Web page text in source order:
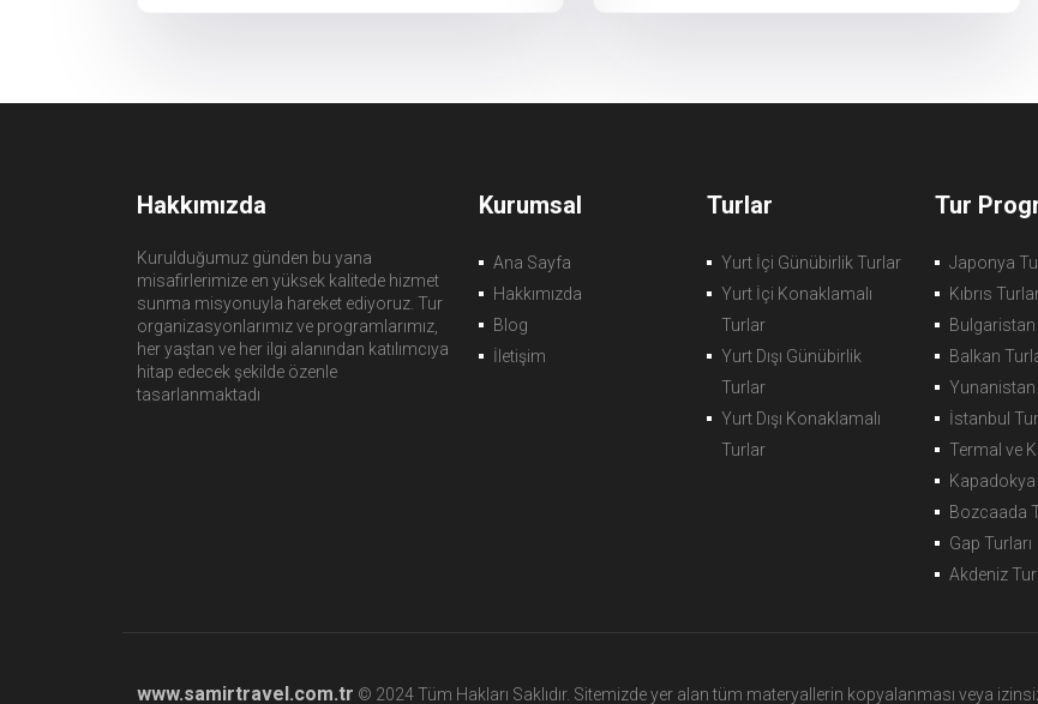
Hakkımızda
Kurulduğumuz günden bu yana
misafirlerimize en yüksek kalitede hizmet
sunma misyonuyla hareket ediyoruz. Tur
organizasyonlarımız ve programlarımız,
her yaştan ve her ilgi alanından katılımcıya
hitap edecek şekilde özenle
tasarlanmaktadı
Kurumsal
Ana Sayfa
Hakkımızda
Blog
İletişim
Turlar
Yurt İçi Günübirlik Turlar
Yurt İçi Konaklamalı
Turlar
Yurt Dışı Günübirlik
Turlar
Yurt Dışı Konaklamalı
Turlar
Tur
Japonya
Kıbrıs
Bulgaristan
Balkan
Yunanistan
İstanbul
Termal ve
Kapadokya
Bozcaada
Gap Turları
Akdeniz
www.samirtravel.com.tr © 2024 Tüm Hakları Saklıdır. Sitemizde yer alan tüm materyallerin kopyalanması veya